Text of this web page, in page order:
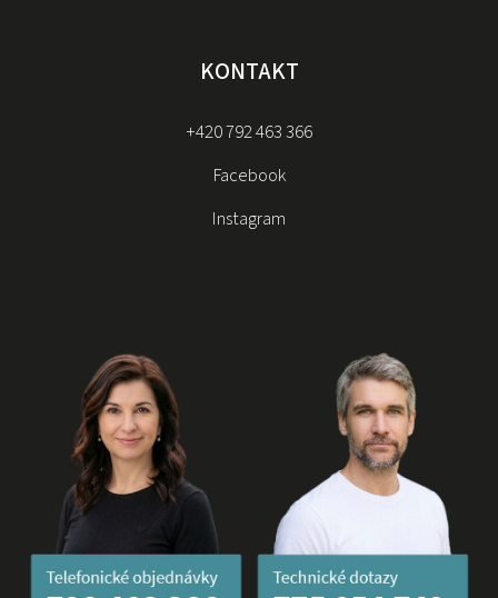
KONTAKT
+420 792 463 366
Facebook
Instagram